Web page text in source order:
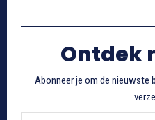
Ontdek
Abonneer je om de nieuwste
Typ je e-mail...